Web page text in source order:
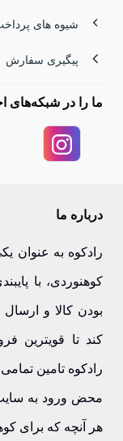
شیوه های
پیگیری سفارش
ما را در شبکه‌های
درباره ما
رادکوه به عنوان
کوهنوردی، با
بودن کالا و
کند تا قویترین
رادکوه تامین
محض ورود به سایت
هر آنچه که برای